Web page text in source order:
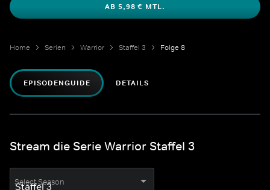
AB 5,98 € MTL.
Home Serien Warrior Staffel 3 Folge 8
EPISODENGUIDE DETAILS
Stream die Serie Warrior Staffel 3
Select Season